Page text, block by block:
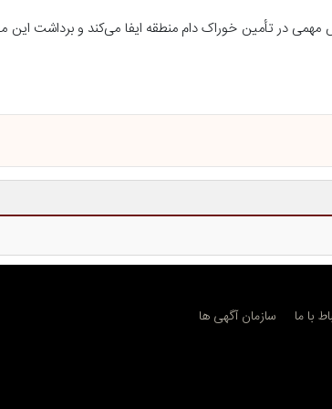
هکتار اراضی زیر کشت علوفه، نقش مهمی در تأمین خوراک دام منطقه ایفا می‌کند و
با ما سازمان آگهی ها